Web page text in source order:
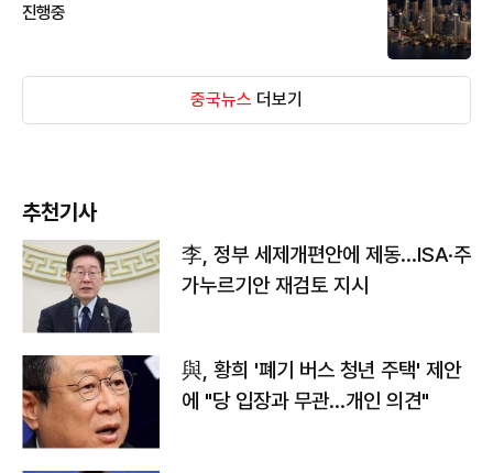
진행중
중국뉴스 더보기
추천기사
李, 정부 세제개편안에 제동…ISA·주
가누르기안 재검토 지시
與, 황희 '폐기 버스 청년 주택' 제안
에 "당 입장과 무관…개인 의견"